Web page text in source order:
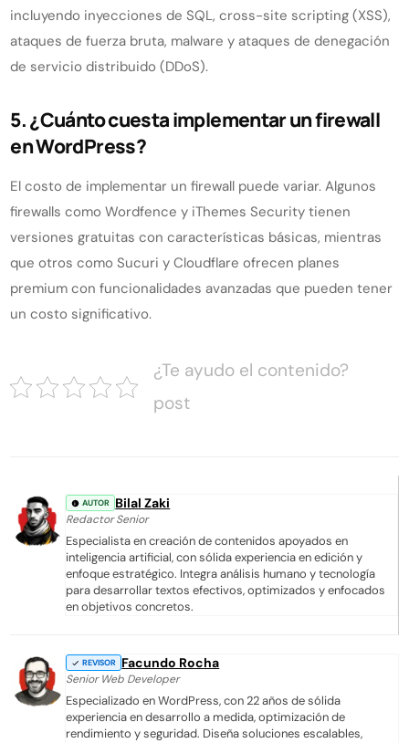
incluyendo inyecciones de SQL, cross-site scripting (XSS),
ataques de fuerza bruta, malware y ataques de denegación
de servicio distribuido (DDoS).
5. ¿Cuánto cuesta implementar un firewall
en WordPress?
El costo de implementar un firewall puede variar. Algunos
firewalls como Wordfence y iThemes Security tienen
versiones gratuitas con características básicas, mientras
que otros como Sucuri y Cloudflare ofrecen planes
premium con funcionalidades avanzadas que pueden tener
un costo significativo.
¿Te ayudo el contenido?
post
AUTOR Bilal Zaki
Redactor Senior
Especialista en creación de contenidos apoyados en
inteligencia artificial, con sólida experiencia en edición y
enfoque estratégico. Integra análisis humano y tecnología
para desarrollar textos efectivos, optimizados y enfocados
en objetivos concretos.
REVISOR Facundo Rocha
Senior Web Developer
Especializado en WordPress, con 22 años de sólida
experiencia en desarrollo a medida, optimización de
rendimiento y seguridad. Diseña soluciones escalables,